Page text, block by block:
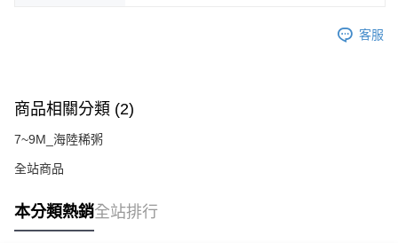
客服
商品相關分類 (2)
7~9M_海陸稀粥
全站商品
本分類熱銷全站排行